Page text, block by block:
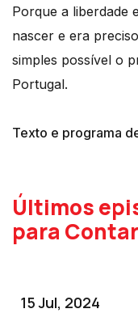
Porque a liberdade
nascer e era
simples possível o
Portugal.
Texto e programa
Últimos
para Contar
15 Jul, 2024